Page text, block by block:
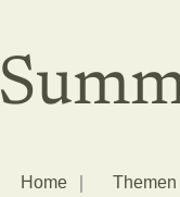
Home Themen